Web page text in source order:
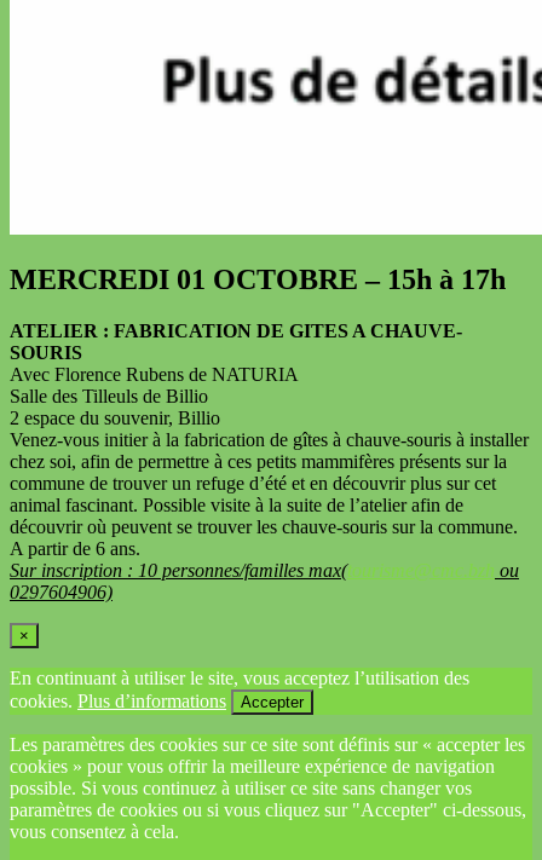
MERCREDI 01 OCTOBRE – 15h à 17h
ATELIER : FABRICATION DE GITES A CHAUVE-
SOURIS
Avec Florence Rubens de NATURIA
Salle des Tilleuls de Billio
2 espace du souvenir, Billio
Venez-vous initier à la fabrication de gîtes à chauve-souris à installer
chez soi, afin de permettre à ces petits mammifères présents sur la
commune de trouver un refuge d’été et en découvrir plus sur cet
animal fascinant. Possible visite à la suite de l’atelier afin de
découvrir où peuvent se trouver les chauve-souris sur la commune.
A partir de 6 ans.
Sur inscription : 10 personnes/familles max(tourisme@cmc.bzh ou
0297604906)
×
En continuant à utiliser le site, vous acceptez l’utilisation des
cookies. Plus d’informations Accepter
Les paramètres des cookies sur ce site sont définis sur « accepter les
cookies » pour vous offrir la meilleure expérience de navigation
possible. Si vous continuez à utiliser ce site sans changer vos
paramètres de cookies ou si vous cliquez sur "Accepter" ci-dessous,
vous consentez à cela.